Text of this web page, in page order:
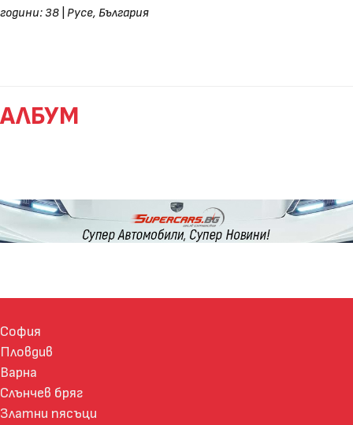
години: 38 Русе, България
АЛБУМ
София
Пловдив
Варна
Слънчев бряг
Златни пясъци